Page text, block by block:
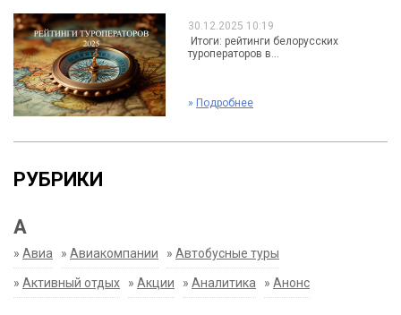
30.12.2025 10:19
Итоги: рейтинги белорусских
туроператоров в...
» Подробнее
РУБРИКИ
А
» Авиа » Авиакомпании » Автобусные туры
» Активный отдых » Акции » Аналитика » Анонс